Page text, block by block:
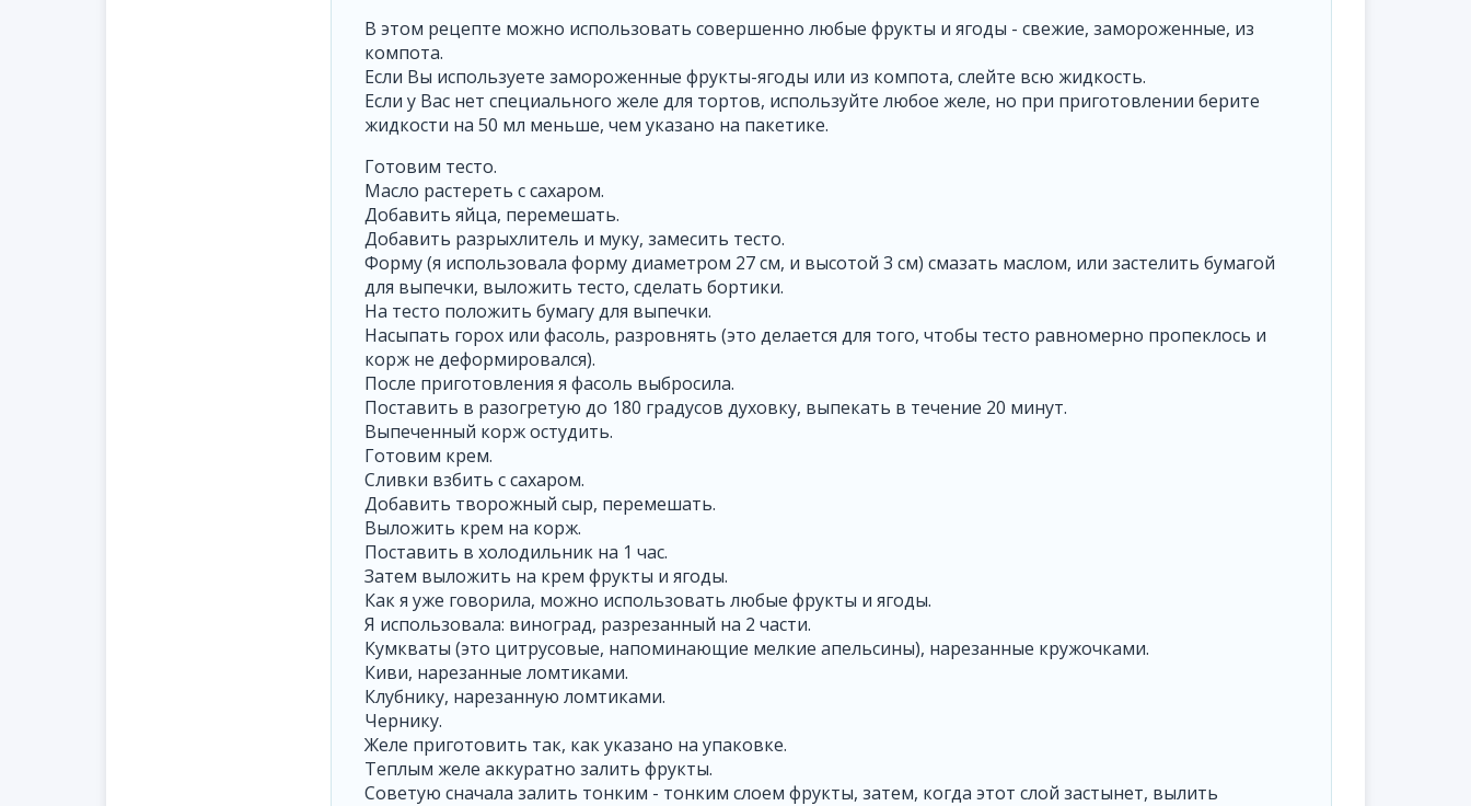
В этом рецепте можно использовать совершенно любые фрукты и ягоды - свежие, замороженные, из
компота.
Если Вы используете замороженные фрукты-ягоды или из компота, слейте всю жидкость.
Если у Вас нет специального желе для тортов, используйте любое желе, но при приготовлении берите
жидкости на 50 мл меньше, чем указано на пакетике.
Готовим тесто.
Масло растереть с сахаром.
Добавить яйца, перемешать.
Добавить разрыхлитель и муку, замесить тесто.
Форму (я использовала форму диаметром 27 см, и высотой 3 см) смазать маслом, или застелить бумагой
для выпечки, выложить тесто, сделать бортики.
На тесто положить бумагу для выпечки.
Насыпать горох или фасоль, разровнять (это делается для того, чтобы тесто равномерно пропеклось и
корж не деформировался).
После приготовления я фасоль выбросила.
Поставить в разогретую до 180 градусов духовку, выпекать в течение 20 минут.
Выпеченный корж остудить.
Готовим крем.
Сливки взбить с сахаром.
Добавить творожный сыр, перемешать.
Выложить крем на корж.
Поставить в холодильник на 1 час.
Затем выложить на крем фрукты и ягоды.
Как я уже говорила, можно использовать любые фрукты и ягоды.
Я использовала: виноград, разрезанный на 2 части.
Кумкваты (это цитрусовые, напоминающие мелкие апельсины), нарезанные кружочками.
Киви, нарезанные ломтиками.
Клубнику, нарезанную ломтиками.
Чернику.
Желе приготовить так, как указано на упаковке.
Теплым желе аккуратно залить фрукты.
Советую сначала залить тонким - тонким слоем фрукты, затем, когда этот слой застынет, вылить